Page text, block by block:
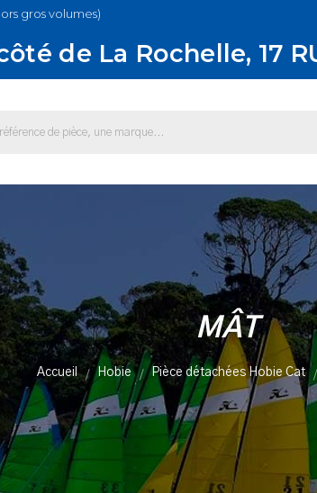
gros volumes)
de La Rochelle, 17
MÂT
Accueil Hobie Pièce détachées Hobie Cat